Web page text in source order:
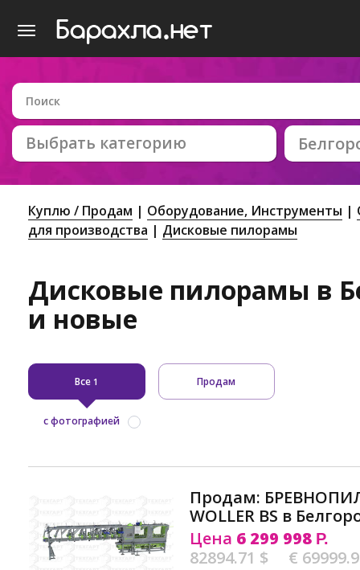
Выбрать категорию
Куплю / Продам Оборудование, Инструменты
для производства
Дисковые пилорамы
Дисковые пилорамы в
и новые
Все 1 Продам
с фотографией
Продам:
WOLLER BS в
Цена 6 299 998 Р.
82894.71 $
€